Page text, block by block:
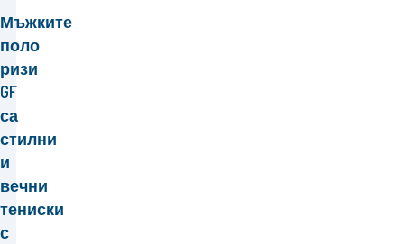
Мъжките
поло
ризи
GF
са
стилни
и
вечни
тениски
с